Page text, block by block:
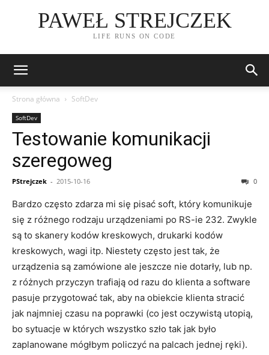
PAWEŁ STREJCZEK
LIFE RUNS ON CODE
Strona główna SoftDev
SoftDev
Testowanie komunikacji
szeregoweg
PStrejczek - 2015-10-16 0
Bardzo często zdarza mi się pisać soft, który komunikuje
się z różnego rodzaju urządzeniami po RS-ie 232. Zwykle
są to skanery kodów kreskowych, drukarki kodów
kreskowych, wagi itp. Niestety często jest tak, że
urządzenia są zamówione ale jeszcze nie dotarły, lub np.
z różnych przyczyn trafiają od razu do klienta a software
pasuje przygotować tak, aby na obiekcie klienta stracić
jak najmniej czasu na poprawki (co jest oczywistą utopią,
bo sytuacje w których wszystko szło tak jak było
zaplanowane mógłbym policzyć na palcach jednej ręki).